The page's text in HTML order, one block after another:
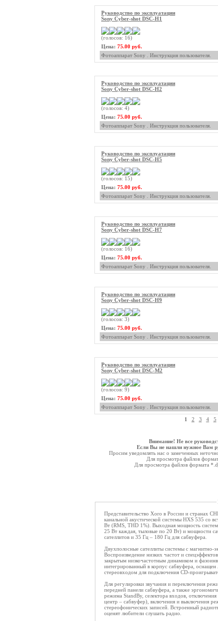
Руководство по эксплуатации
Sony Cyber-shot DSC-H1
(голосов: 16)
Цена: 75.00 руб.
Фотоаппарат Sony . Инструкция пользователя.
Руководство по эксплуатации
Sony Cyber-shot DSC-H2
(голосов: 4)
Цена: 75.00 руб.
Фотоаппарат Sony . Инструкция пользователя.
Руководство по эксплуатации
Sony Cyber-shot DSC-H5
(голосов: 15)
Цена: 75.00 руб.
Фотоаппарат Sony . Инструкция пользователя.
Руководство по эксплуатации
Sony Cyber-shot DSC-H7
(голосов: 16)
Цена: 75.00 руб.
Фотоаппарат Sony . Инструкция пользователя.
Руководство по эксплуатации
Sony Cyber-shot DSC-H9
(голосов: 3)
Цена: 75.00 руб.
Фотоаппарат Sony . Инструкция пользователя.
Руководство по эксплуатации
Sony Cyber-shot DSC-M2
(голосов: 9)
Цена: 75.00 руб.
Фотоаппарат Sony . Инструкция пользователя.
1 2 3 4 5
Внимание! Не все
Если Вы не нашли нужное Вам
Просим уведомлять нас о замеченных
Для просмотра файлов
Для просмотра файлов формата
Представительство Xoro в России и странах
канальной акустической системы HXS 535 со
Вт (RMS, THD 1%). Выходная мощность
25 Вт каждая, тыловые по 20 Вт) и мощности
сателлитов и 35 Гц – 180 Гц для сабвуфера.
Двухполосные сателлиты системы с
Воспроизведение низких частот и
закрытым низкочастотным динамиком и
интегрированный в корпус сабвуфера,
стереовходом для подключения CD-
Для регулировки звучания и переключения
передней панели сабвуфера, а также
режима StandBy, селектора входов,
центр – сабвуфер), включения и выключения
стереофонических записей. Встроенный
оценят любители слушать радио.